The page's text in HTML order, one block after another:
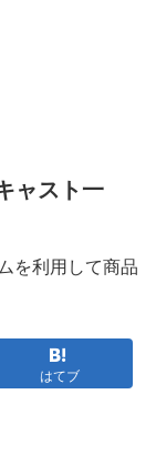
ャスト一
を利用して商品
はてブ